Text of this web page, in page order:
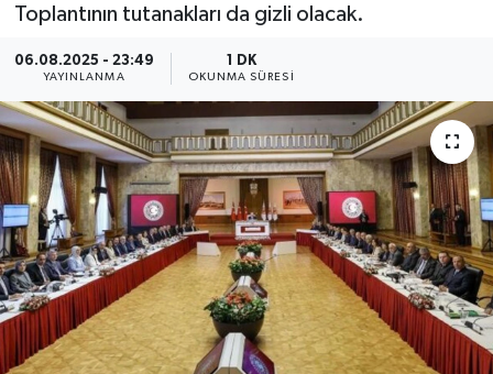
Toplantının tutanakları da gizli olacak.
06.08.2025 - 23:49
YAYINLANMA
1 DK
OKUNMA SÜRESI